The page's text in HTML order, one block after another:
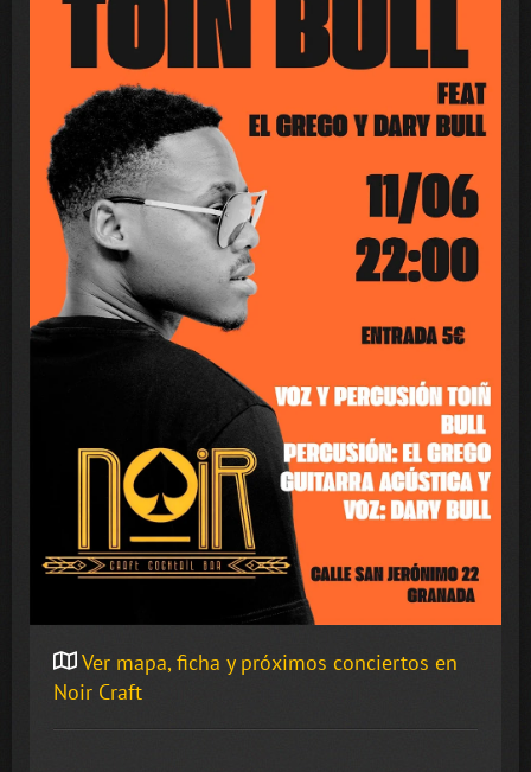
Ver mapa, ficha y próximos conciertos en
Noir Craft